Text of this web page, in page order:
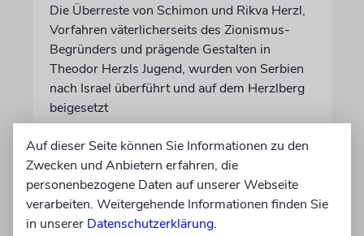
Die Überreste von Schimon und Rikva Herzl,
Vorfahren väterlicherseits des Zionismus-
Begründers und prägende Gestalten in
Theodor Herzls Jugend, wurden von Serbien
nach Israel überführt und auf dem Herzlberg
beigesetzt
06.08.2026
Auf dieser Seite können Sie Informationen zu den
Zwecken und Anbietern erfahren, die
personenbezogene Daten auf unserer Webseite
verarbeiten. Weitergehende Informationen finden Sie
in unserer Datenschutzerklärung.